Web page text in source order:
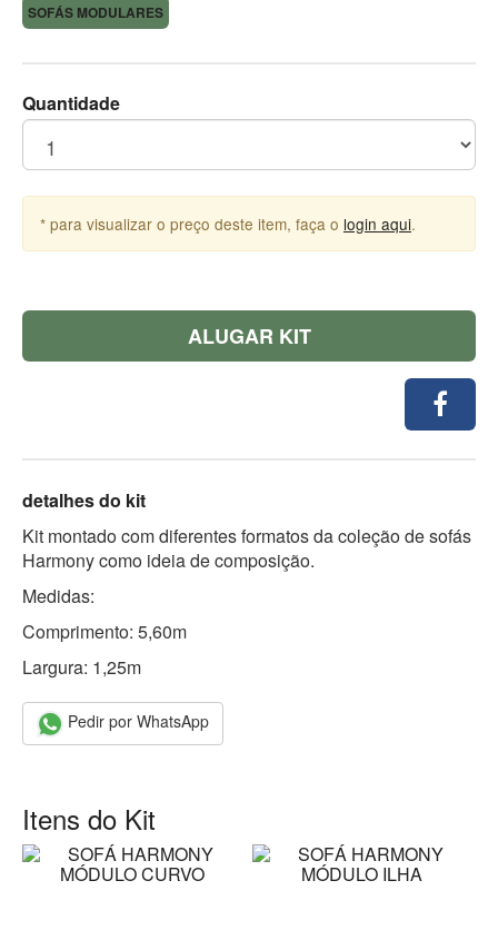
SOFÁS MODULARES
Quantidade
* para visualizar o preço deste item, faça o login aqui.
ALUGAR KIT
detalhes do kit
Kit montado com diferentes formatos da coleção de sofás
Harmony como ideia de composição.
Medidas:
Comprimento: 5,60m
Largura: 1,25m
Pedir por WhatsApp
Itens do Kit